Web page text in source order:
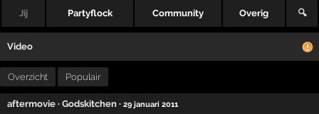
Jij Partyflock Community Overig 🔍
Video
Overzicht Populair
aftermovie ·Godskitchen ·29 januari 2011